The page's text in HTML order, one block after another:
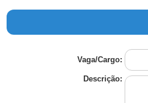
Vaga/Cargo:
Descrição: